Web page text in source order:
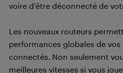
voire d’être déconnecté de
Les nouveaux routeurs
performances globales de
connectés. Non seulement
meilleures vitesses si vous